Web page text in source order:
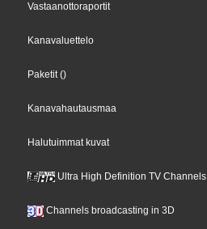
Vastaanottoraportit
Kanavaluettelo
Paketit()
Kanavahautausmaa
Halutuimmat kuvat
Ultra High Definition TV Channels
Channels broadcasting in 3D